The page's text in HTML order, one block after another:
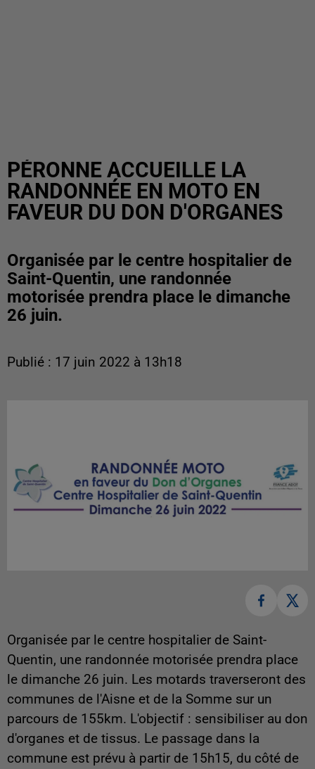
PÉRONNE ACCUEILLE LA
RANDONNÉE EN MOTO EN
FAVEUR DU DON D'ORGANES
Organisée par le centre hospitalier de
Saint-Quentin, une randonnée
motorisée prendra place le dimanche
26 juin.
Publié : 17 juin 2022 à 13h18
Organisée par le centre hospitalier de Saint-
Quentin, une randonnée motorisée prendra place
le dimanche 26 juin. Les motards traverseront des
communes de l'Aisne et de la Somme sur un
parcours de 155km. L'objectif : sensibiliser au don
d'organes et de tissus. Le passage dans la
commune est prévu à partir de 15h15, du côté de